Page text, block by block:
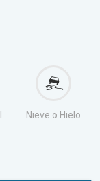
Nieve o Hielo